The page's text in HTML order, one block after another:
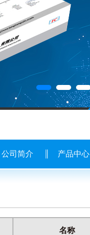
公司简介 产品中心
名称